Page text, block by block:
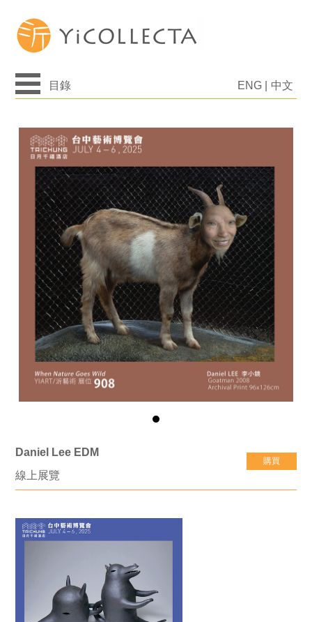
目錄 ENG 中文
Daniel Lee EDM
購買
線上展覽